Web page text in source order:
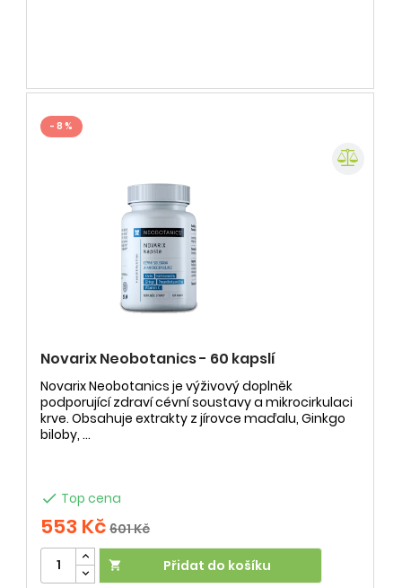
- 8 %
Novarix Neobotanics - 60 kapslí
Novarix Neobotanics je výživový doplněk
podporující zdraví cévní soustavy a mikrocirkulaci
krve. Obsahuje extrakty z jírovce maďalu, Ginkgo
biloby, ...
 Top cena
553 Kč 601 Kč
 Přidat do košíku